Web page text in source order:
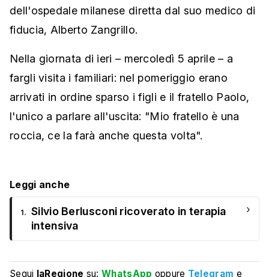
dell'ospedale milanese diretta dal suo medico di
fiducia, Alberto Zangrillo.
Nella giornata di ieri – mercoledì 5 aprile – a
fargli visita i familiari: nel pomeriggio erano
arrivati in ordine sparso i figli e il fratello Paolo,
l'unico a parlare all'uscita: "Mio fratello è una
roccia, ce la farà anche questa volta".
Leggi anche
1. Silvio Berlusconi ricoverato in terapia
intensiva
›
Segui laRegione su:WhatsApp oppure Telegram e